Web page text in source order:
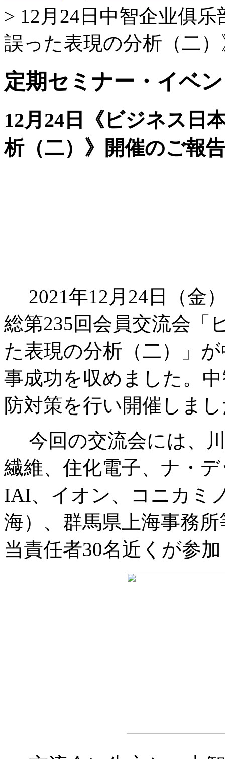
> 12月24日中智企业俱
誤った表現の分析（二
定期セミナー・イベ
12月24日《ビジネス日
析（二）》開催のご報
2021年12月24日（金
総第235回会員交流会「
た表現の分析（二）」
事成功を収めました。
防対策を行い開催しま
今回の交流会には、
繊維、住化電子、ナ・
IAI、イオン、コニカミ
海）、群馬県上海事務
当責任者30名近くが参